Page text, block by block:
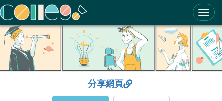
ColleGo! 大學選才與高中育才輔助系統
分享網頁